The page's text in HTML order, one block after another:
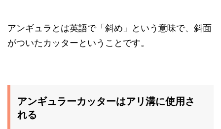
アンギュラとは英語で「斜め」という意味で、斜面
がついたカッターということです。
アンギュラーカッターはアリ溝に使用さ
れる